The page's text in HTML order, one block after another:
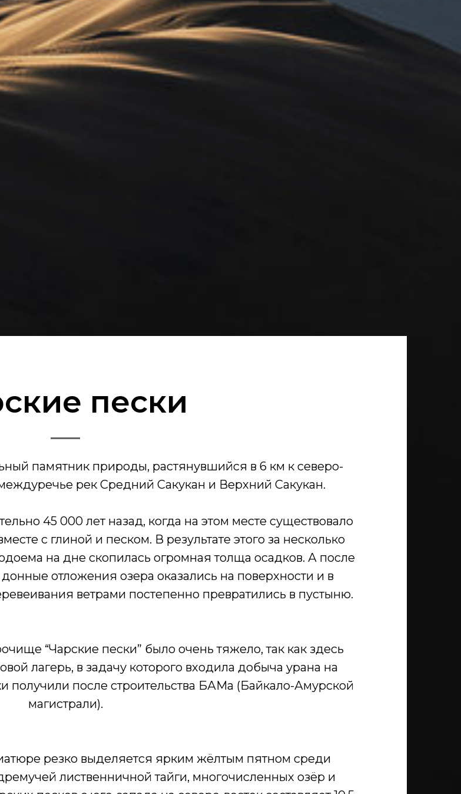
пески
памятник природы, растянувшийся в 6 км к северо-
рек Средний Сакукан и Верхний Сакукан.
45 000 лет назад, когда на этом месте существовало
с глиной и песком. В результате этого за несколько
на дне скопилась огромная толща осадков. А после
отложения озера оказались на поверхности и в
ветрами постепенно превратились в пустыню.
“Чарские пески” было очень тяжело, так как здесь
лагерь, в задачу которого входила добыча урана на
получили после строительства БАМа (Байкало-Амурской
магистрали).
резко выделяется ярким жёлтым пятном среди
лиственничной тайги, многочисленных озёр и